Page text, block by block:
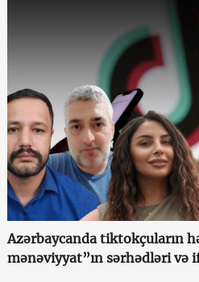
Azərbaycanda tiktokçuların
mənəviyyat”ın sərhədləri və